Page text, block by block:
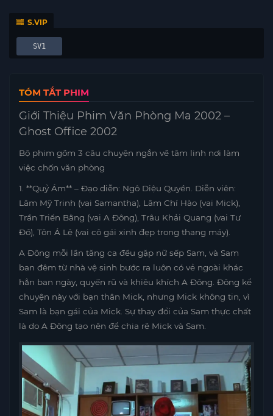
S.VIP
SV1
TÓM TẮT PHIM
Giới Thiệu Phim Văn Phòng Ma 2002 –
Ghost Office 2002
Bộ phim gồm 3 câu chuyện ngắn về tâm linh nơi làm
việc chốn văn phòng
1. **Quỷ Ám** – Đạo diễn: Ngô Diệu Quyền. Diễn viên:
Lâm Mỹ Trinh (vai Samantha), Lâm Chí Hào (vai Mick),
Trần Triển Bằng (vai A Đông), Trâu Khải Quang (vai Tư
Đồ), Tôn Á Lệ (vai cô gái xinh đẹp trong thang máy).
A Đông mỗi lần tăng ca đều gặp nữ sếp Sam, và Sam
ban đêm từ nhà vệ sinh bước ra luôn có vẻ ngoài khác
hẳn ban ngày, quyến rũ và khiêu khích A Đông. Đông kể
chuyện này với bạn thân Mick, nhưng Mick không tin, vì
Sam là bạn gái của Mick. Sự thay đổi của Sam thực chất
là do A Đông tạo nên để chia rẽ Mick và Sam.